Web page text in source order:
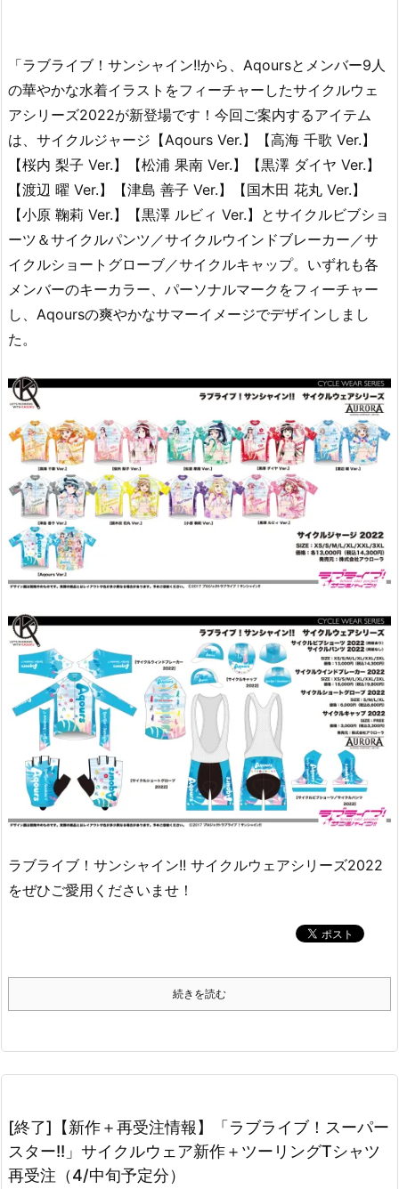
「ラブライブ！サンシャイン!!から、Aqoursとメンバー9人
の華やかな水着イラストをフィーチャーしたサイクルウェ
アシリーズ2022が新登場です！今回ご案内するアイテム
は、サイクルジャージ【Aqours Ver.】【高海 千歌 Ver.】
【桜内 梨子 Ver.】【松浦 果南 Ver.】【黒澤 ダイヤ Ver.】
【渡辺 曜 Ver.】【津島 善子 Ver.】【国木田 花丸 Ver.】
【小原 鞠莉 Ver.】【黒澤 ルビィ Ver.】とサイクルビブショ
ーツ＆サイクルパンツ／サイクルウインドブレーカー／サ
イクルショートグローブ／サイクルキャップ。いずれも各
メンバーのキーカラー、パーソナルマークをフィーチャー
し、Aqoursの爽やかなサマーイメージでデザインしまし
た。
ラブライブ！サンシャイン!! サイクルウェアシリーズ2022
をぜひご愛用くださいませ！
続きを読む
[終了]【新作＋再受注情報】「ラブライブ！スーパー
スター!!」サイクルウェア新作＋ツーリングTシャツ
再受注（4/中旬予定分）